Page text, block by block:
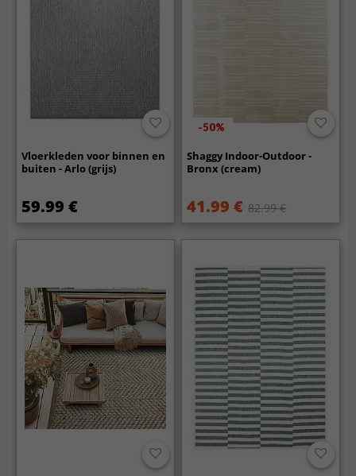
Vloerkleden voor binnen en
buiten - Arlo (grijs)
59.99 €
-50%
Shaggy Indoor-Outdoor -
Bronx (cream)
41.99 € 82.99 €